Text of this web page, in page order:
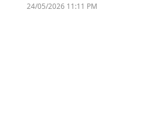
24/05/2026 11:11 PM